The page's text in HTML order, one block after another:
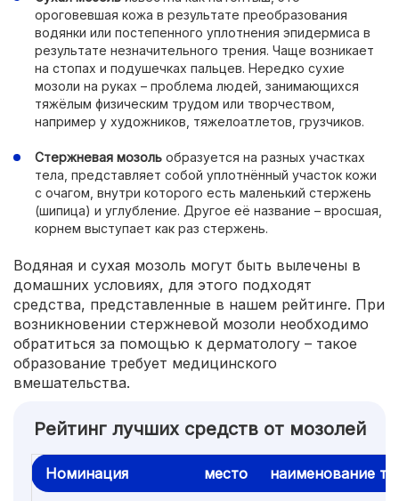
ороговевшая кожа в результате преобразования
водянки или постепенного уплотнения эпидермиса в
результате незначительного трения. Чаще возникает
на стопах и подушечках пальцев. Нередко сухие
мозоли на руках – проблема людей, занимающихся
тяжёлым физическим трудом или творчеством,
например у художников, тяжелоатлетов, грузчиков.
Стержневая мозоль образуется на разных участках
тела, представляет собой уплотнённый участок кожи
с очагом, внутри которого есть маленький стержень
(шипица) и углубление. Другое её название – вросшая,
корнем выступает как раз стержень.
Водяная и сухая мозоль могут быть вылечены в
домашних условиях, для этого подходят
средства, представленные в нашем рейтинге. При
возникновении стержневой мозоли необходимо
обратиться за помощью к дерматологу – такое
образование требует медицинского
вмешательства.
Рейтинг лучших средств от мозолей
Номинация место наименование